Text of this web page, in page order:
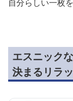
自分らしい一枚
エスニック
決まるリラ